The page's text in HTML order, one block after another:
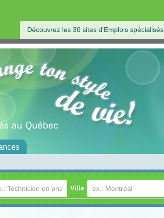
Découvrez les 30 sites d'Emplois spécialisés
Ville